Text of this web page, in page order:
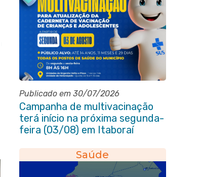
Publicado em 30/07/2026
Campanha de multivacinação
terá início na próxima segunda-
feira (03/08) em Itaboraí
Saúde